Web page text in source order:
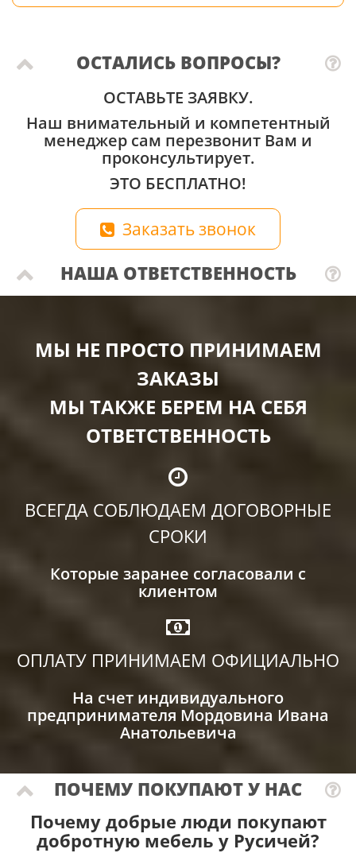
ОСТАЛИСЬ ВОПРОСЫ?
ОСТАВЬТЕ ЗАЯВКУ.
Наш внимательный и компетентный
менеджер сам перезвонит Вам и
проконсультирует.
ЭТО БЕСПЛАТНО!
Заказать звонок
НАША ОТВЕТСТВЕННОСТЬ
МЫ НЕ ПРОСТО ПРИНИМАЕМ
ЗАКАЗЫ
МЫ ТАКЖЕ БЕРЕМ НА СЕБЯ
ОТВЕТСТВЕННОСТЬ
ВСЕГДА СОБЛЮДАЕМ ДОГОВОРНЫЕ
СРОКИ
Которые заранее согласовали с
клиентом
ОПЛАТУ ПРИНИМАЕМ ОФИЦИАЛЬНО
На счет индивидуального
предпринимателя Мордовина Ивана
Анатольевича
ПОЧЕМУ ПОКУПАЮТ У НАС
Почему добрые люди покупают
добротную мебель у Русичей?